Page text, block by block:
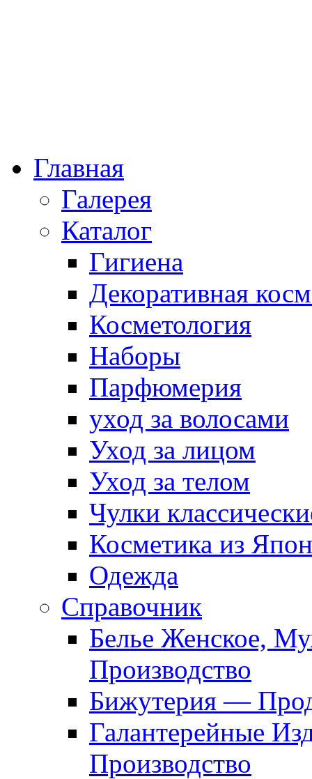
Главная
Галерея
Каталог
Гигиена
Декоративная
Косметология
Наборы
Парфюмерия
уход за волосами
Уход за лицом
Уход за телом
Чулки
Косметика из
Одежда
Справочник
Белье Женское,
Производство
Бижутерия —
Галантерейные
Производство